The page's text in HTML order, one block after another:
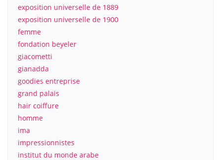
exposition universelle de 1889
exposition universelle de 1900
femme
fondation beyeler
giacometti
gianadda
goodies entreprise
grand palais
hair coiffure
homme
ima
impressionnistes
institut du monde arabe